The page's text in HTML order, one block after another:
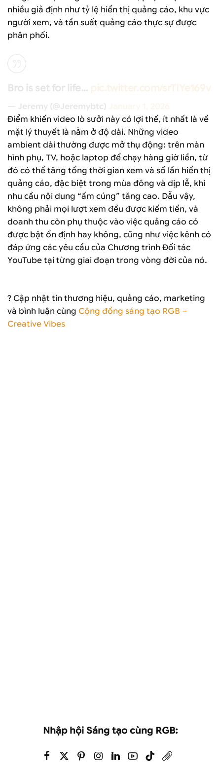
nhiều giả định như tỷ lệ hiển thị quảng cáo, khu vực
người xem, và tần suất quảng cáo thực sự được
phân phối.
Bro is set for life… pic.twitter.com/srTIYe169v
— Jeremy (@Jeremybtc) January 1, 2026
Điểm khiến video lò sưởi này có lợi thế, ít nhất là về
mặt lý thuyết là nằm ở độ dài. Những video
ambient dài thường được mở thụ động: trên màn
hình phụ, TV, hoặc laptop để chạy hàng giờ liền, từ
đó có thể tăng tổng thời gian xem và số lần hiển thị
quảng cáo, đặc biệt trong mùa đông và dịp lễ, khi
nhu cầu nội dung “ấm cúng” tăng cao. Dẫu vậy,
không phải mọi lượt xem đều được kiếm tiền, và
doanh thu còn phụ thuộc vào việc quảng cáo có
được bật ổn định hay không, cũng như việc kênh có
đáp ứng các yêu cầu của Chương trình Đối tác
YouTube tại từng giai đoạn trong vòng đời của nó.
? Cập nhật tin thương hiệu, quảng cáo, marketing
và bình luận cùng Cộng đồng sáng tạo RGB –
Creative Vibes
Nhập hội Sáng tạo cùng RGB: